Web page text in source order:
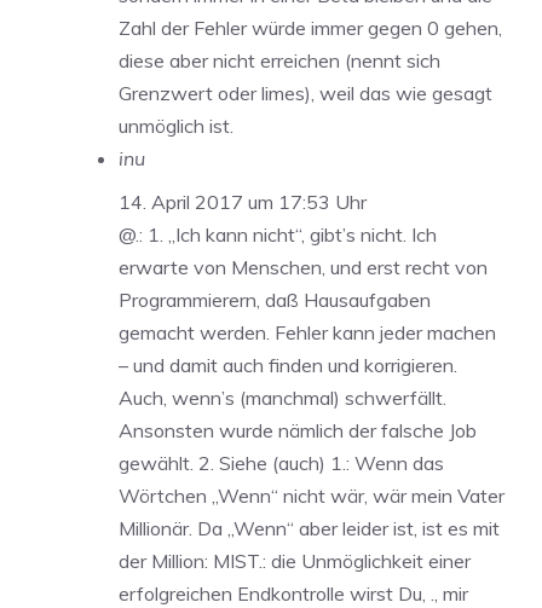
Zahl der Fehler würde immer gegen 0 gehen,
diese aber nicht erreichen (nennt sich
Grenzwert oder limes), weil das wie gesagt
unmöglich ist.
inu
14. April 2017 um 17:53 Uhr
@.: 1. „Ich kann nicht“, gibt’s nicht. Ich
erwarte von Menschen, und erst recht von
Programmierern, daß Hausaufgaben
gemacht werden. Fehler kann jeder machen
– und damit auch finden und korrigieren.
Auch, wenn’s (manchmal) schwerfällt.
Ansonsten wurde nämlich der falsche Job
gewählt. 2. Siehe (auch) 1.: Wenn das
Wörtchen „Wenn“ nicht wär, wär mein Vater
Millionär. Da „Wenn“ aber leider ist, ist es mit
der Million: MIST.: die Unmöglichkeit einer
erfolgreichen Endkontrolle wirst Du, ., mir